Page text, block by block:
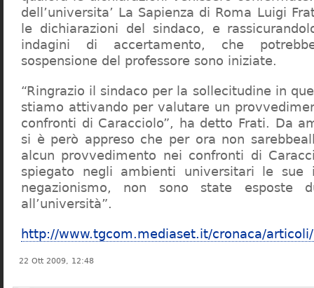
dell’universita’ La Sapienza di Roma Luigi
le dichiarazioni del sindaco, e
indagini di accertamento, che
sospensione del professore sono iniziate.
“Ringrazio il sindaco per la sollecitudine in
stiamo attivando per valutare un
confronti di Caracciolo”, ha detto Frati. Da
si è però appreso che per ora non
alcun provvedimento nei confronti di
spiegato negli ambienti universitari le sue
negazionismo, non sono state esposte
all’università”.
http://www.tgcom.mediaset.it/cronaca/
22 Ott 2009, 12:48